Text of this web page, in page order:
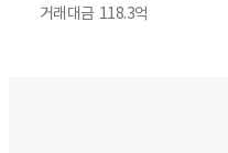
거래대금 118.3억